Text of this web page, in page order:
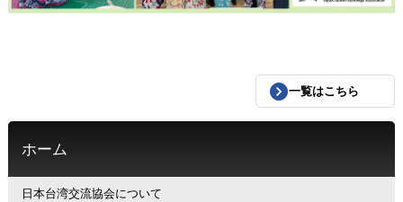
一覧はこちら
ホーム
日本台湾交流協会について